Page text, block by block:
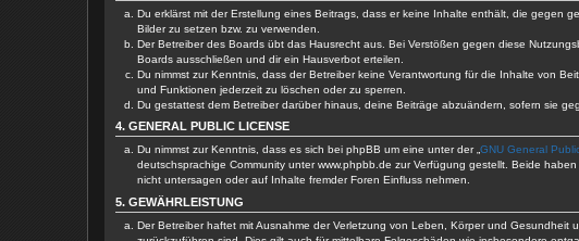
Du erklärst mit der Erstellung eines Beitrags, dass er keine Inhalte enthält, die gegen
Bilder zu setzen bzw. zu verwenden.
Der Betreiber des Boards übt das Hausrecht aus. Bei Verstößen gegen diese
Boards ausschließen und dir ein Hausverbot erteilen.
Du nimmst zur Kenntnis, dass der Betreiber keine Verantwortung für die Inhalte von
und Funktionen jederzeit zu löschen oder zu sperren.
Du gestattest dem Betreiber darüber hinaus, deine Beiträge abzuändern, sofern sie
4. GENERAL PUBLIC LICENSE
Du nimmst zur Kenntnis, dass es sich bei phpBB um eine unter der „GNU General
deutschsprachige Community unter www.phpbb.de zur Verfügung gestellt. Beide
nicht untersagen oder auf Inhalte fremder Foren Einfluss nehmen.
5. GEWÄHRLEISTUNG
Der Betreiber haftet mit Ausnahme der Verletzung von Leben, Körper und